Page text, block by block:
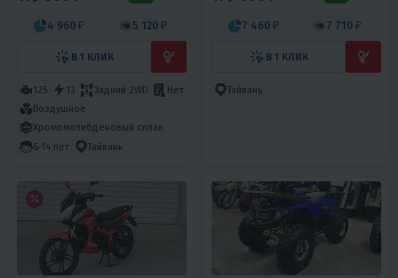
4 960 ₽ 5 120 ₽
В 1 КЛИК
125 13 Задний 2WD
Нет
Воздушное
Хромомолибденовый сплав
6-14 лет
Тайвань
7 460 ₽ 7 710 ₽
В 1 КЛИК
Тайвань